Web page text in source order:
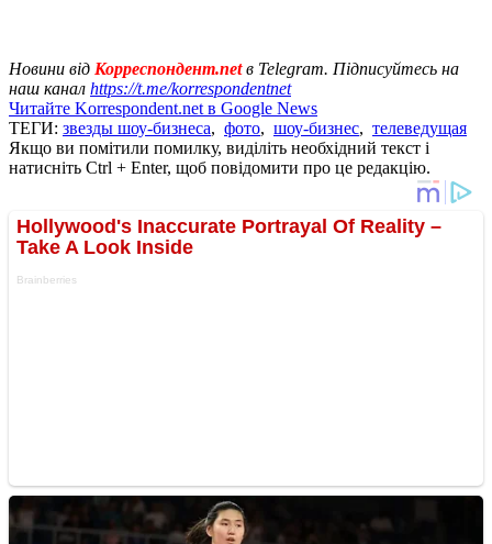
Новини від Корреспондент.netв Telegram. Підписуйтесь на
наш канал https://t.me/korrespondentnet
Читайте Korrespondent.net в Google News
ТЕГИ: звезды шоу-бизнеса, фото, шоу-бизнес, телеведущая
Якщо ви помітили помилку, виділіть необхідний текст і
натисніть Ctrl + Enter, щоб повідомити про це редакцію.